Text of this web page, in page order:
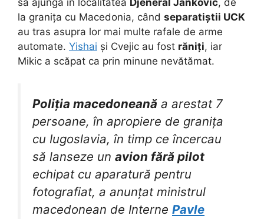
la granița cu Macedonia, când separatiștii UCK
au tras asupra lor mai multe rafale de arme
automate. Yishai și Cvejic au fost răniți, iar
Mikic a scăpat ca prin minune nevătămat.
Poliția macedoneană a arestat 7
persoane, în apropiere de granița
cu Iugoslavia, în timp ce încercau
să lanseze un avion fără pilot
echipat cu aparatură pentru
fotografiat, a anunțat ministrul
macedonean de Interne Pavle